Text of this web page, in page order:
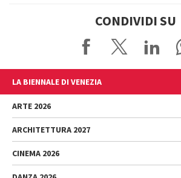
CONDIVIDI SU
LA BIENNALE DI VENEZIA
L'Istituzione
Cariche istituzionali
Storia
Luoghi
Sponsorship
ARTE 2026
Esposizione
Intervento di Pietrangelo Buttafuoco
ARCHITETTURA 2027
Mostra
CINEMA 2026